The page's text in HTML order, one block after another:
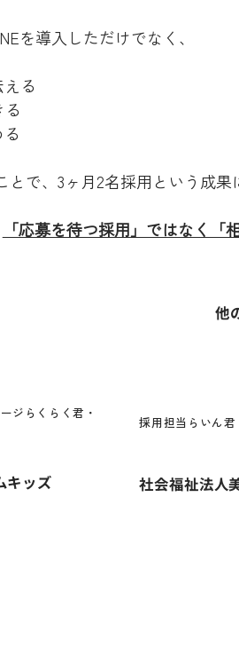
を導入しただけでなく、
る
とで、3ヶ月2名採用という成果
「応募を待つ採用」ではなく
他
ジらくらく君・
キッズ
採用担当らいん君
社会福祉法人